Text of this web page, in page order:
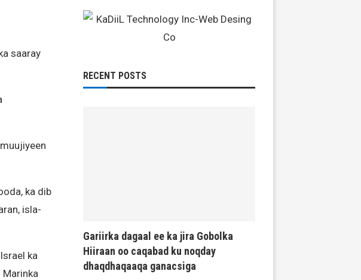
saaray
ka dib
isla-
ka
Marinka
RECENT POSTS
Gariirka dagaal ee ka jira Gobolka
Hiiraan oo caqabad ku noqday
dhaqdhaqaaqa ganacsiga